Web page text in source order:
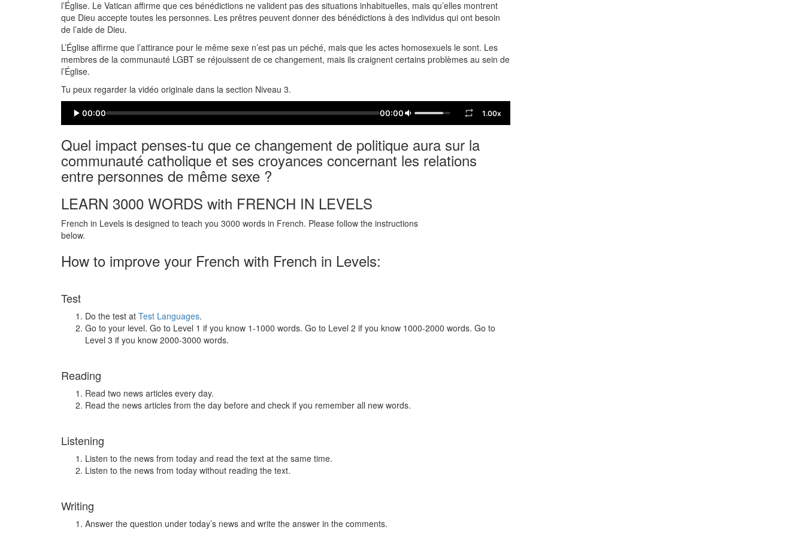
l’Église. Le Vatican affirme que ces bénédictions ne valident pas des situations inhabituelles, mais qu’elles montrent
que Dieu accepte toutes les personnes. Les prêtres peuvent donner des bénédictions à des individus qui ont besoin
de l’aide de Dieu.
L’Église affirme que l’attirance pour le même sexe n’est pas un péché, mais que les actes homosexuels le sont. Les
membres de la communauté LGBT se réjouissent de ce changement, mais ils craignent certains problèmes au sein de
l’Église.
Tu peux regarder la vidéo originale dans la section Niveau 3.
00:00 00:00 1.00x
Quel impact penses-tu que ce changement de politique aura sur la
communauté catholique et ses croyances concernant les relations
entre personnes de même sexe ?
LEARN 3000 WORDS with FRENCH IN LEVELS
French in Levels is designed to teach you 3000 words in French. Please follow the instructions
below.
How to improve your French with French in Levels:
Test
Do the test at Test Languages.
Go to your level. Go to Level 1 if you know 1-1000 words. Go to Level 2 if you know 1000-2000 words. Go to
Level 3 if you know 2000-3000 words.
Reading
Read two news articles every day.
Read the news articles from the day before and check if you remember all new words.
Listening
Listen to the news from today and read the text at the same time.
Listen to the news from today without reading the text.
Writing
Answer the question under today’s news and write the answer in the comments.